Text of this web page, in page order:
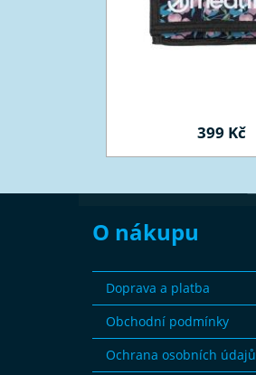
399 Kč
O nákupu
Doprava a platba
Obchodní podmínky
Ochrana osobních údajů